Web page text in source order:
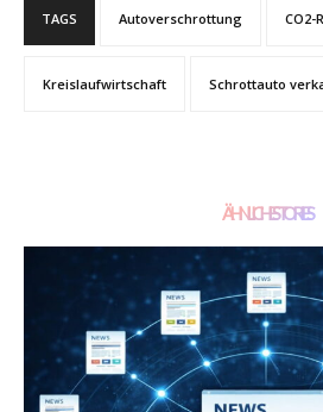
TAGS Autoverschrottung CO2-
Kreislaufwirtschaft Schrottauto
ÄHNLICHE STORIES